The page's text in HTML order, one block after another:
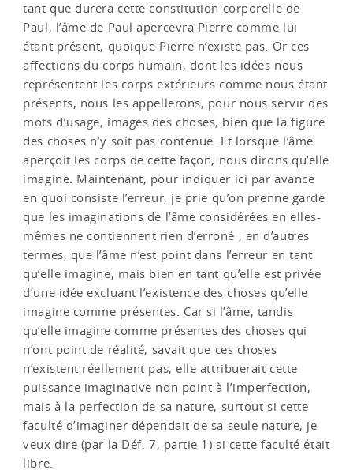
tant que durera cette constitution corporelle de
Paul, l’âme de Paul apercevra Pierre comme lui
étant présent, quoique Pierre n’existe pas. Or ces
affections du corps humain, dont les idées nous
représentent les corps extérieurs comme nous étant
présents, nous les appellerons, pour nous servir des
mots d’usage, images des choses, bien que la figure
des choses n’y soit pas contenue. Et lorsque l’âme
aperçoit les corps de cette façon, nous dirons qu’elle
imagine. Maintenant, pour indiquer ici par avance
en quoi consiste l’erreur, je prie qu’on prenne garde
que les imaginations de l’âme considérées en elles-
mêmes ne contiennent rien d’erroné ; en d’autres
termes, que l’âme n’est point dans l’erreur en tant
qu’elle imagine, mais bien en tant qu’elle est privée
d’une idée excluant l’existence des choses qu’elle
imagine comme présentes. Car si l’âme, tandis
qu’elle imagine comme présentes des choses qui
n’ont point de réalité, savait que ces choses
n’existent réellement pas, elle attribuerait cette
puissance imaginative non point à l’imperfection,
mais à la perfection de sa nature, surtout si cette
faculté d’imaginer dépendait de sa seule nature, je
veux dire (par la Déf. 7, partie 1) si cette faculté était
libre.